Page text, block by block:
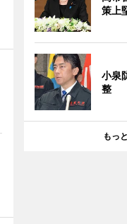
策上
小泉
整
もっ